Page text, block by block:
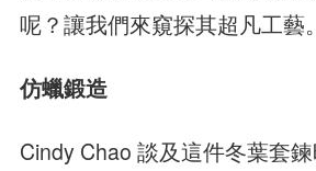
呢？讓我們來窺探其超凡工藝。
仿蠟鍛造
Cindy Chao 談及這件冬葉套